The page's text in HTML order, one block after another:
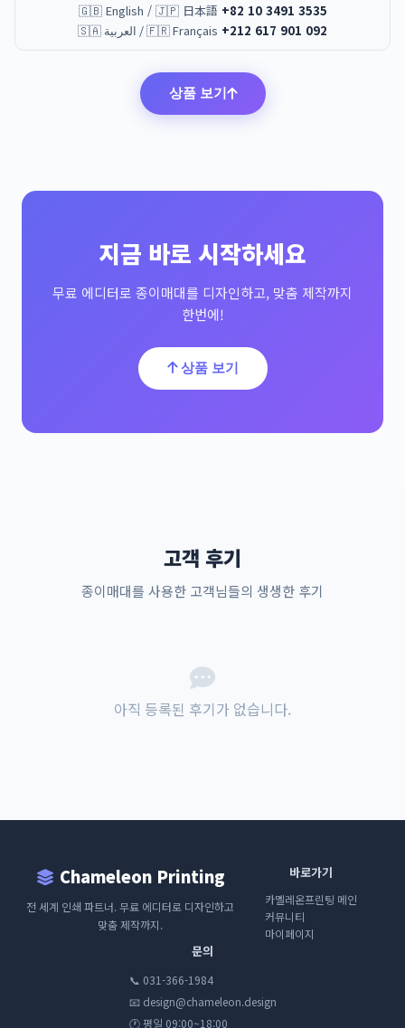
🇬🇧 English / 🇯🇵 日本語 +82 10 3491 3535
🇸🇦 العربية / 🇫🇷 Français +212 617 901 092
상품 보기
지금 바로 시작하세요
무료 에디터로 종이매대를 디자인하고, 맞춤 제작까지
한번에!
상품 보기
고객 후기
종이매대를 사용한 고객님들의 생생한 후기
아직 등록된 후기가 없습니다.
Chameleon Printing
전 세계 인쇄 파트너. 무료 에디터로 디자인하고
맞춤 제작까지.
바로가기
카멜레온프린팅 메인
커뮤니티
마이페이지
문의
📞 031-366-1984
📧 design@chameleon.design
🕐 평일 09:00~18:00